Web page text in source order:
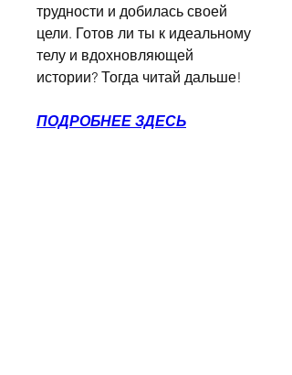
трудности и добилась своей
цели. Готов ли ты к идеальному
телу и вдохновляющей
истории? Тогда читай дальше!
ПОДРОБНЕЕ ЗДЕСЬ